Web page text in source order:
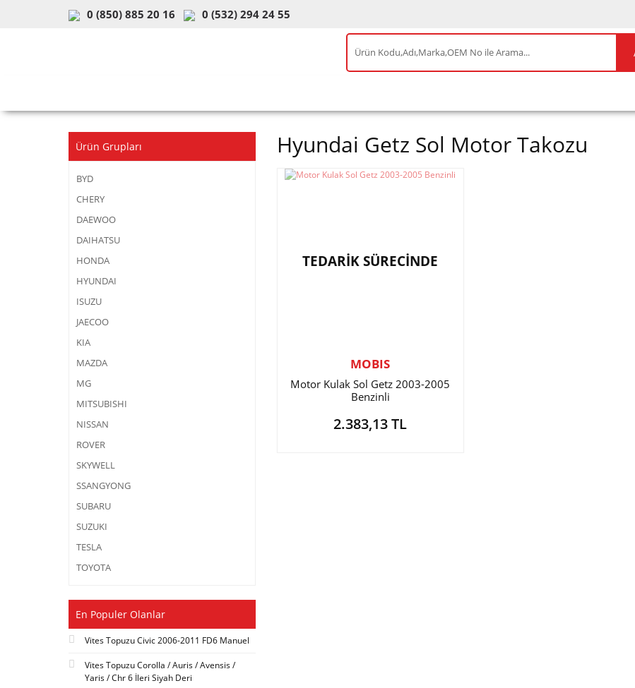
0 (850) 885 20 16 0 (532) 294 24 55
Ürün Grupları
BYD
CHERY
DAEWOO
DAIHATSU
HONDA
HYUNDAI
ISUZU
JAECOO
KIA
MAZDA
MG
MITSUBISHI
NISSAN
ROVER
SKYWELL
SSANGYONG
SUBARU
SUZUKI
TESLA
TOYOTA
En Populer Olanlar
Vites Topuzu Civic 2006-2011 FD6 Manuel
Vites Topuzu Corolla / Auris / Avensis /
Yaris / Chr 6 İleri Siyah Deri
Hyundai Getz Sol Motor Takozu
TEDARİK SÜRECİNDE
MOBIS
Motor Kulak Sol Getz 2003-2005
Benzinli
2.383,13 TL